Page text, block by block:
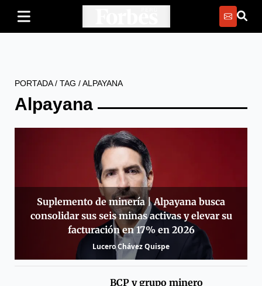
PORTADA/ TAG /ALPAYANA
Alpayana
Suplemento de minería | Alpayana busca
consolidar sus seis minas activas y elevar su
facturación en 17% en 2026
Lucero Chávez Quispe
BCP y grupo minero